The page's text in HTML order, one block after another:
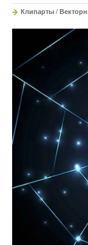
Клипарты /